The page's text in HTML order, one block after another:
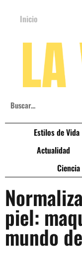
Inicio
Estilos de Vida
Actualidad
piel:
mundo